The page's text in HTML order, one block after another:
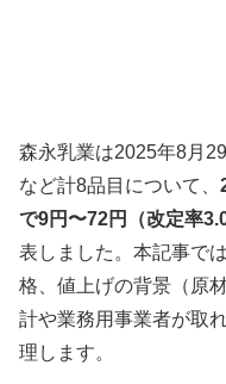
森永乳業は2025年8月
など計8品目について、
で9円〜72円（改定率
表しました。本記事で
格、値上げの背景（原
計や業務用事業者が取
理します。